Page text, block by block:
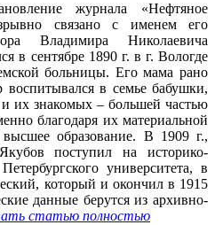
журнала «Нефтяное
связано с именем его
Владимира Николаевича
в сентябре 1890 г. в г. Вологде
больницы. Его мама рано
в семье бабушки,
и их знакомых – большей частью
благодаря их материальной
образование. В 1909 г.,
поступил на историко-
университета, в
который и окончил в 1915
данные берутся из архивно-
статью полностью